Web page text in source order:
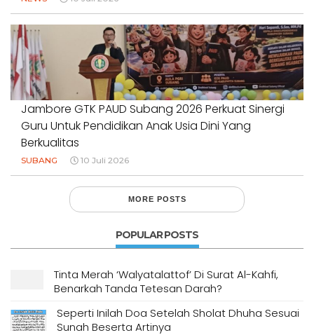
Jambore GTK PAUD Subang 2026 Perkuat Sinergi
Guru Untuk Pendidikan Anak Usia Dini Yang
Berkualitas
SUBANG 10 Juli 2026
MORE POSTS
POPULAR POSTS
Tinta Merah ‘Walyatalattof’ Di Surat Al-Kahfi,
Benarkah Tanda Tetesan Darah?
Seperti Inilah Doa Setelah Sholat Dhuha Sesuai
Sunah Beserta Artinya